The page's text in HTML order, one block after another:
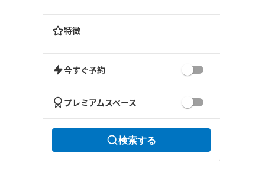
特徴
今すぐ予約
プレミアムスペース
検索する